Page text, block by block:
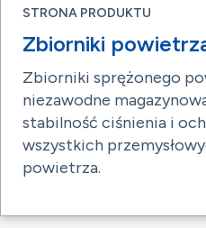
STRONA PRODUKTU
Zbiorniki
Zbiorniki sprężonego
niezawodne
stabilność ciśnienia i
wszystkich
powietrza.